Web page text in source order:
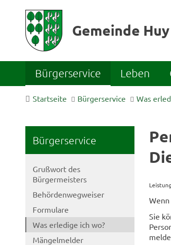
Gemeinde Huy
Bürgerservice Leben
Startseite Bürgerservice Was
Bürgerservice
Grußwort des
Bürgermeisters
Behördenwegweiser
Formulare
Was erledige ich wo?
Mängelmelder
Sie